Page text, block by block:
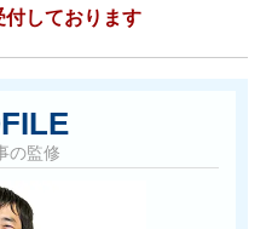
付しております
の監修